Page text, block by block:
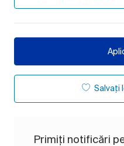
Salvați
Primiți notificări